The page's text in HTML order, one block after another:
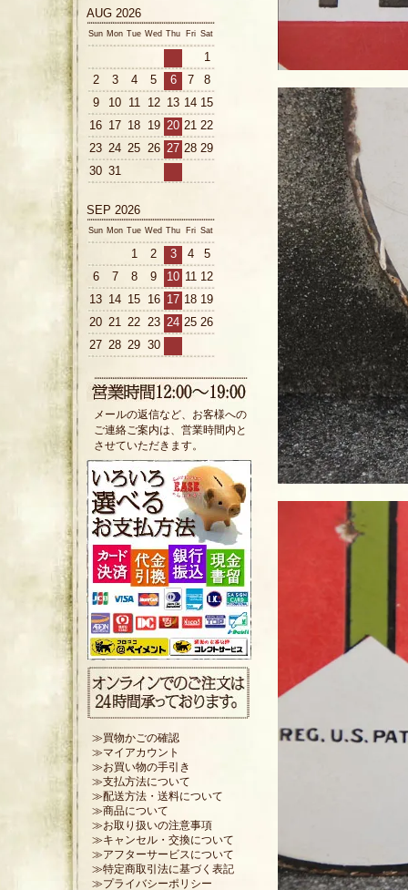
AUG 2026
Sun Mon Tue Wed Thu Fri Sat
1
2
3 4 5 6 7
8
9
10 11 12 13 14 15
16 17 18 19 20 21 22
23 24 25 26 27 28 29
30 31
SEP 2026
Sun Mon Tue Wed Thu Fri Sat
1 2 3 4
5
6
7 8 9 10 11 12
13 14 15 16 17 18 19
20 21 22 23 24 25 26
27 28 29 30
メールの返信など、お客様への
ご連絡ご案内は、営業時間内と
させていただきます。
≫買物かごの確認
≫マイアカウント
≫お買い物の手引き
≫支払方法について
≫配送方法・送料について
≫商品について
≫お取り扱いの注意事項
≫キャンセル・交換について
≫アフターサービスについて
≫特定商取引法に基づく表記
≫プライバシーポリシー